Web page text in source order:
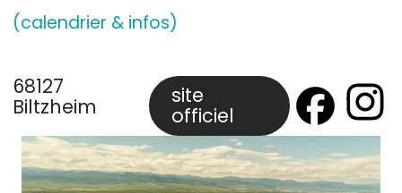
(calendrier & infos)
68127
Biltzheim site
officiel